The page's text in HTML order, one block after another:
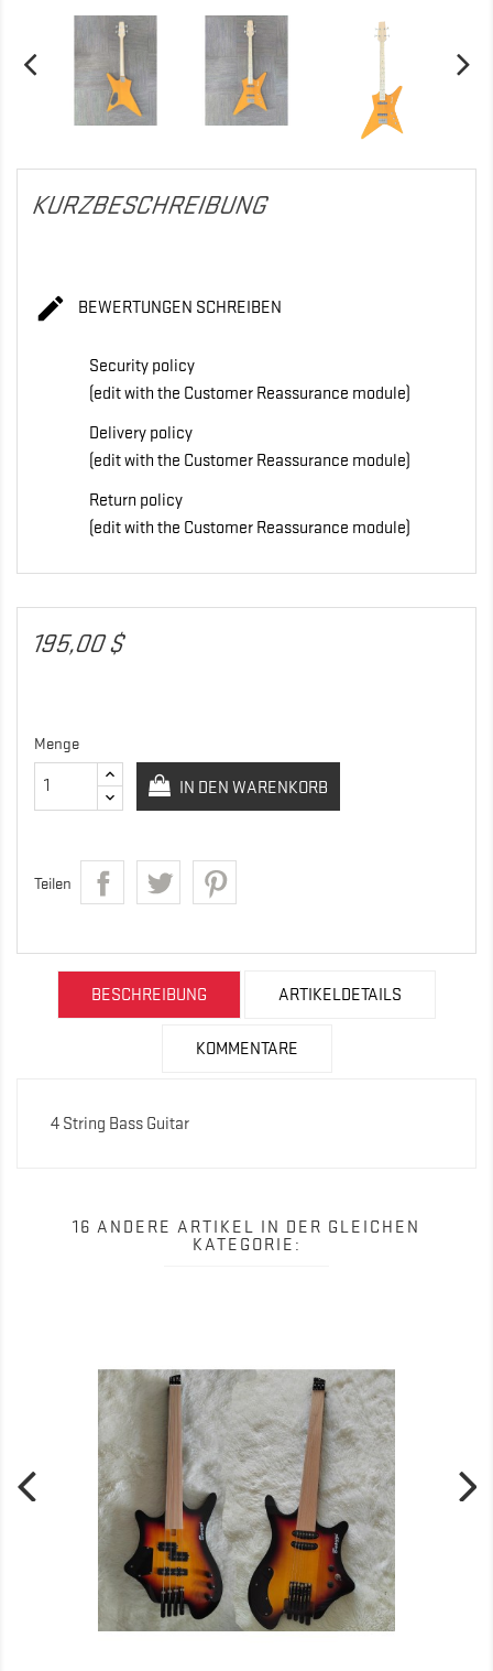
KURZBESCHREIBUNG
 BEWERTUNGEN SCHREIBEN
Security policy
(edit with the Customer Reassurance module)
Delivery policy
(edit with the Customer Reassurance module)
Return policy
(edit with the Customer Reassurance module)
195,00 $
Menge
IN DEN WARENKORB
Teilen
BESCHREIBUNG ARTIKELDETAILS
KOMMENTARE
4 String Bass Guitar
16 ANDERE ARTIKEL IN DER GLEICHEN
KATEGORIE: